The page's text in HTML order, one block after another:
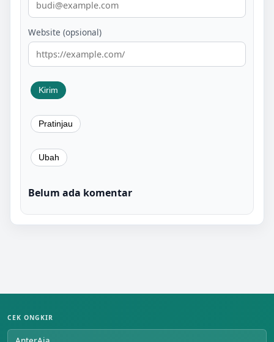
Website (opsional)
Belum ada komentar
CEK ONGKIR